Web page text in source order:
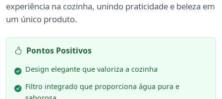
experiência na cozinha, unindo praticidade e beleza em
um único produto.
Pontos Positivos
Design elegante que valoriza a cozinha
Filtro integrado que proporciona água pura e